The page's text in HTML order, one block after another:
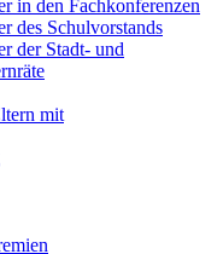
in den Fachkonferenzen
des Schulvorstands
der Stadt- und
mit